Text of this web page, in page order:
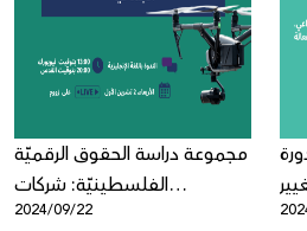
Donate
مجموعة دراسة الحقوق الرقميّة
الفلسطينيّة: شركات
التكنولوجيا الكبرى والإبادة
2024/09/22